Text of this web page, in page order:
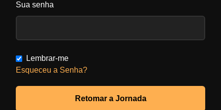
Sua senha
Lembrar-me
Esqueceu a Senha?
Retomar a Jornada